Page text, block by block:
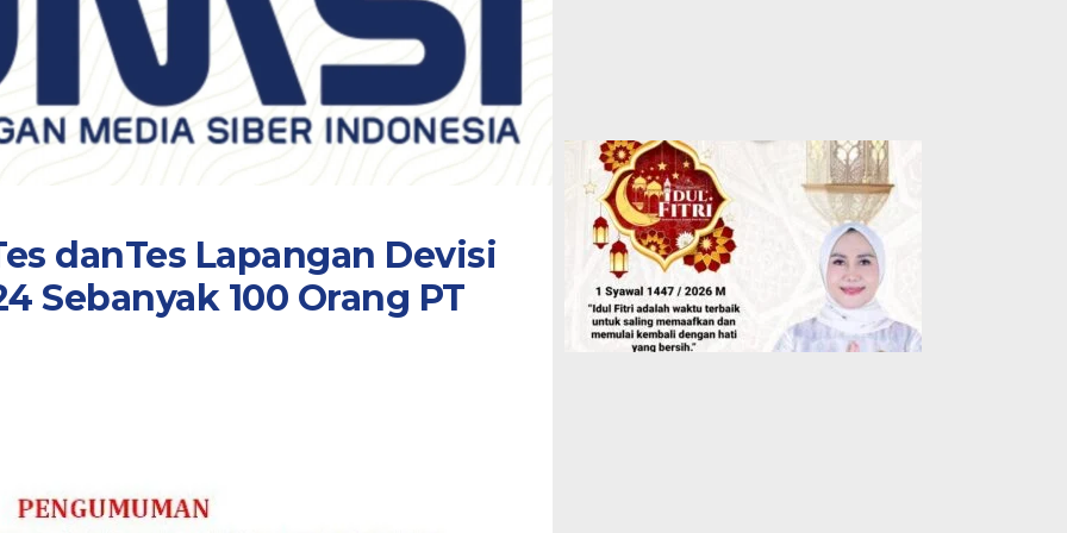
danTes Lapangan Devisi
Sebanyak 100 Orang PT